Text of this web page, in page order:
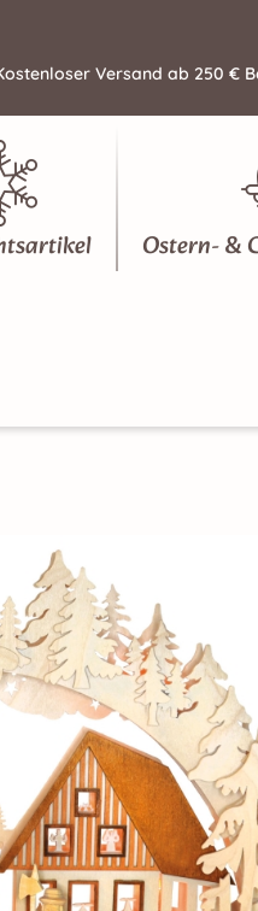
Versand ab 250 €
Ostern- &